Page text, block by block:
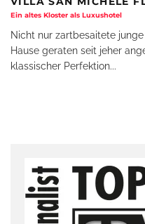
Ein altes Kloster als Luxushotel
Nicht nur zartbesaitete
Hause geraten seit jeher
klassischer Perfektion...